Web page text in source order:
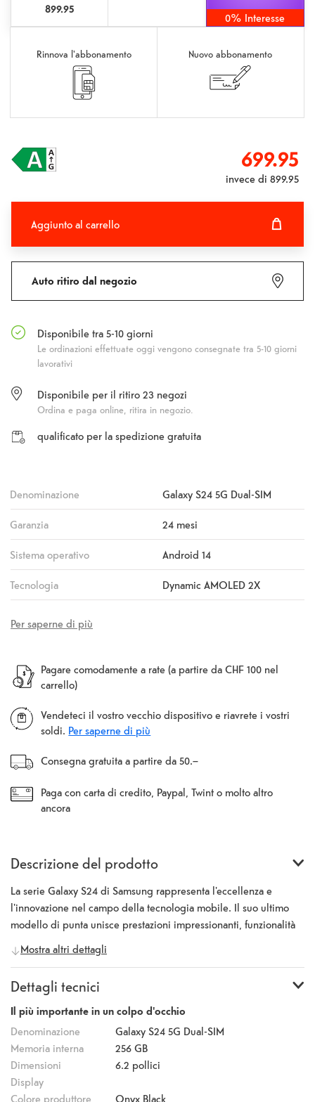
899.95
0% Interesse
Rinnova l'abbonamento Nuovo abbonamento
699.95
invece di 899.95
Aggiunto al carrello
Auto ritiro dal negozio
Disponibile tra 5-10 giorni
Le ordinazioni effettuate oggi vengono consegnate tra 5-10 giorni
lavorativi
Disponibile per il ritiro 23 negozi
Ordina e paga online, ritira in negozio.
qualificato per la spedizione gratuita
Denominazione Galaxy S24 5G Dual-SIM
Garanzia 24 mesi
Sistema operativo Android 14
Tecnologia Dynamic AMOLED 2X
Per saperne di più
Pagare comodamente a rate (a partire da CHF 100 nel
carrello)
Vendeteci il vostro vecchio dispositivo e riavrete i vostri
soldi. Per saperne di più
Consegna gratuita a partire da 50.–
Paga con carta di credito, Paypal, Twint o molto altro
ancora
Descrizione del prodotto
La serie Galaxy S24 di Samsung rappresenta l'eccellenza e
l'innovazione nel campo della tecnologia mobile. Il suo ultimo
modello di punta unisce prestazioni impressionanti, funzionalità
innovative e un design accattivante in un pacchetto completo di
notevole valore. Samsung Galaxy S24 è sottile, con uno spessore
robusto telaio in Armor Aluminium 2.0. È alimentato da un
potente processore Exynos 2400, che garantisce prestazioni
fluide e tempi di risposta rapidi. L'hardware migliorato consente
un multitasking senza sforzo e un funzionamento fluido anche con
le applicazioni più impegnative. Il display da 6,2” sorprende con
colori vivaci, una risoluzione nitida di 2340 x 1080 pixel e una
riproduzione dell’immagine impressionante grazie alla
Mostra altri dettagli
Dettagli tecnici
Il più importante in un colpo d'occhio
Denominazione
Galaxy S24 5G Dual-SIM
Memoria interna
256 GB
Dimensioni
Display
6.2 pollici
Colore produttore Onyx Black